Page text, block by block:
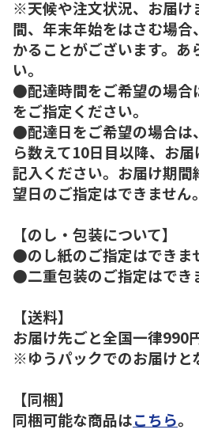
※天候や注文状況、お届け
間、年末年始をはさむ場
かることがございます。あ
い。
●配達時間をご希望の場合
をご指定ください。
●配達日をご希望の場合は
ら数えて10日目以降、お
記入ください。お届け期
望日のご指定はできません。
【のし・包装について】
●のし紙のご指定はできま
●二重包装のご指定はでき
【送料】
お届け先ごと全国一律990
※ゆうパックでのお届けと
【同梱】
同梱可能な商品はこちら。